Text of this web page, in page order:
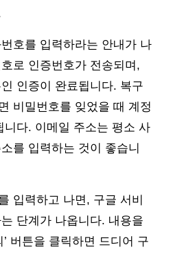
호를 입력하라는 안내가 나
로 인증번호가 전송되며,
인증이 완료됩니다. 복구
비밀번호를 잊었을 때 계정
니다. 이메일 주소는 평소 사
를 입력하는 것이 좋습니
입력하고 나면, 구글 서비
단계가 나옵니다. 내용을
버튼을 클릭하면 드디어 구